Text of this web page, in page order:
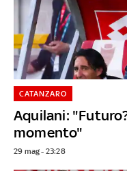
Aquilani:
momento"
CATANZARO
29 mag - 23:28